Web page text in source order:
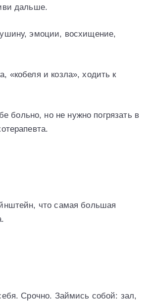
дальше.
эмоции, восхищение,
«кобеля и козла», ходить к
больно, но не нужно погрязать в
что самая большая
Срочно. Займись собой: зал,